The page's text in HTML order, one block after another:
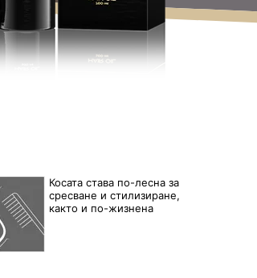
Косата става по-лесна за
сресване и стилизиране,
както и по-жизнена